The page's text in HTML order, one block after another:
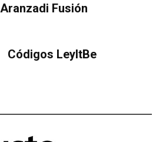
Aranzadi Fusión
Códigos LeyItBe